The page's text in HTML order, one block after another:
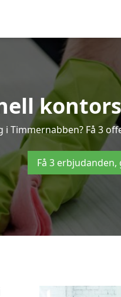
Timmernabben? Få 3
Få 3